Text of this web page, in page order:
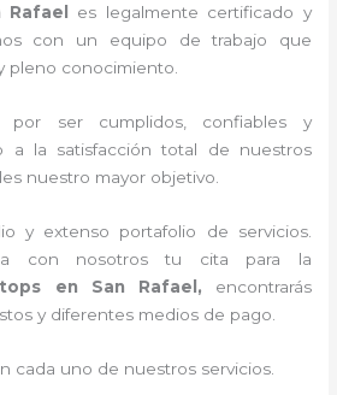
es legalmente certificado y
con un equipo de trabajo que
pleno conocimiento.
por ser cumplidos, confiables y
a la satisfacción total de nuestros
nuestro mayor objetivo.
y extenso portafolio de servicios.
con nosotros tu cita para la
en San Rafael, encontrarás
y diferentes medios de pago.
cada uno de nuestros servicios.